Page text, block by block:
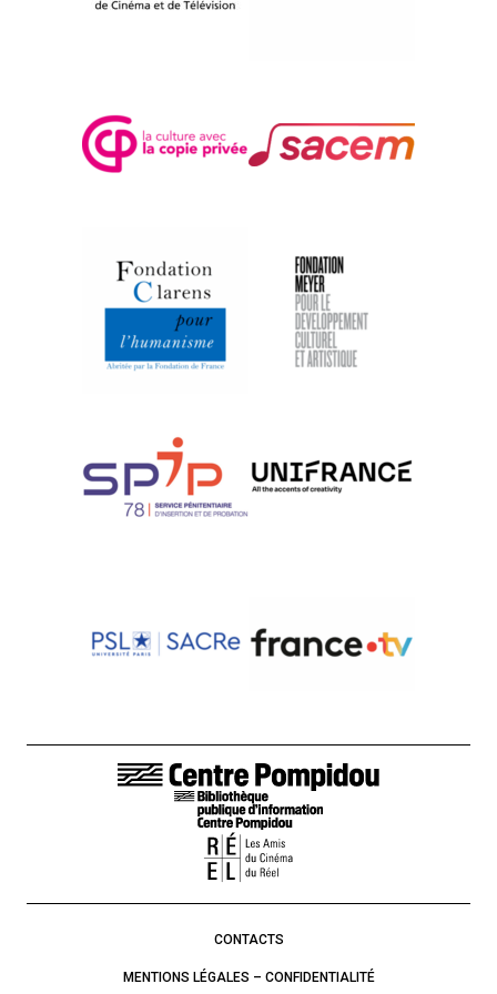
LIENS DE BAS DE PAGE
CONTACTS
MENTIONS LÉGALES – CONFIDENTIALITÉ